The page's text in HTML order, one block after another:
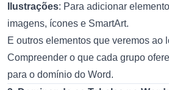
Ilustrações: Para adicionar
imagens, ícones e SmartArt.
E outros elementos que veremos ao
Compreender o que cada grupo
para o domínio do Word.